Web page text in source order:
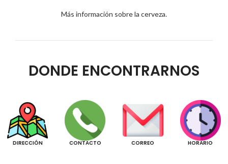
Más información sobre la cerveza.
DONDE ENCONTRARNOS
DIRECCIÓN CONTACTO CORREO HORARIO